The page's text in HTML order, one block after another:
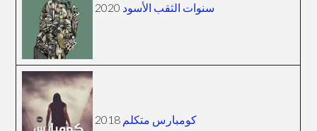
سنوات الثقب الأسود
كومبارس متكلم